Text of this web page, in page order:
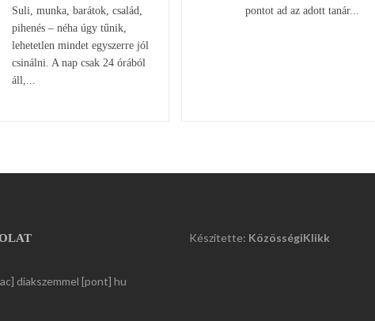
Suli, munka, barátok, család,
pihenés – néha úgy tűnik,
lehetetlen mindet egyszerre jól
csinálni. A nap csak 24 órából
áll,...
pontot ad az adott tanár...
diakszemmel [pont] hu
Készítette: KözösségiKlikk